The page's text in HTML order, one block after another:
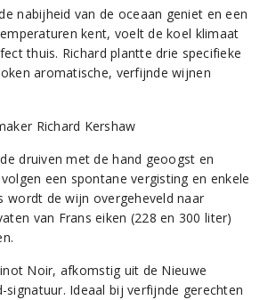
nabijheid van de oceaan geniet en een
kent, voelt de koel klimaat
thuis. Richard plantte drie specifieke
aromatische, verfijnde wijnen
druiven met de hand geoogst en
een spontane vergisting en enkele
wordt de wijn overgeheveld naar
van Frans eiken (228 en 300 liter)
Noir, afkomstig uit de Nieuwe
signatuur. Ideaal bij verfijnde gerechten